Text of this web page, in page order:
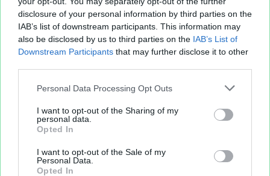
disclosure of your personal information by third parties on the
IAB’s list of downstream participants. This information may
also be disclosed by us to third parties on the IAB’s List of
Downstream Participants that may further disclose it to other
Personal Data Processing Opt Outs
I want to opt-out of the Sharing of my
personal data.
Opted In
I want to opt-out of the Sale of my
Personal Data.
Opted In
stephane